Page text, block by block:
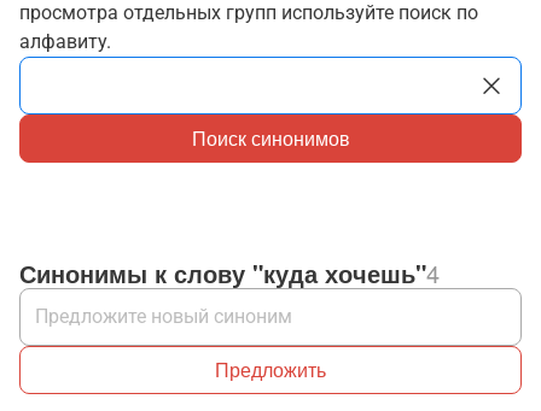
просмотра отдельных групп используйте поиск по
алфавиту.
Поиск синонимов
Синонимы к слову "куда хочешь"4
Предложить